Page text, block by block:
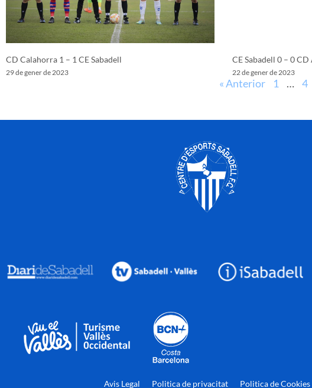
CD Calahorra 1 – 1 CE Sabadell
29 de gener de 2023
CE Sabadell 0 – 0
22 de gener de 2023
« Anterior 1 … 4
Avis Legal Politica de privacitat Politica de Cookies